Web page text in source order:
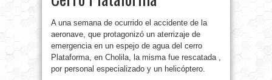
A una semana de ocurrido el accidente de la
aeronave, que protagonizó un aterrizaje de
emergencia en un espejo de agua del cerro
Plataforma, en Cholila, la misma fue rescatada ,
por personal especializado y un helicóptero.